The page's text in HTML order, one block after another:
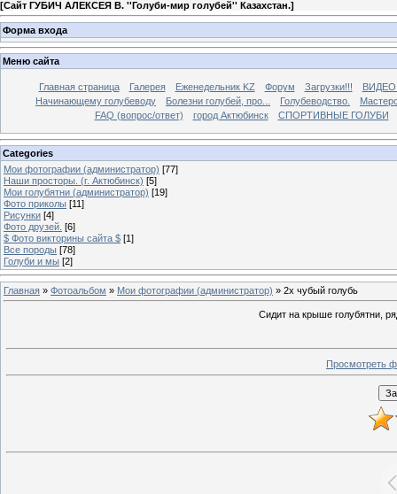
[Сайт ГУБИЧ АЛЕКСЕЯ В. ''Голуби-мир голубей'' Казахстан.]
Форма входа
Меню сайта
Главная страница Галерея Еженедельник KZ Форум Загрузки!!!
Начинающему голубеводу
Болезни голубей, про... Голубеводство.
FAQ (вопрос/ответ)
город Актюбинск СПОРТИВНЫЕ ГОЛУБИ
Categories
Мои фотографии (администратор) [77]
Наши просторы. (г. Актюбинск) [5]
Мои голубятни (администратор) [19]
Фото приколы [11]
Рисунки [4]
Фото друзей. [6]
$ Фото викторины сайта $ [1]
Все породы [78]
Голуби и мы [2]
Главная » Фотоальбом » Мои фотографии (администратор) » 2х чубый голубь
Сидит на крыше голубятни,
Просмотреть